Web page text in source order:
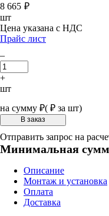
8 665 ₽
шт
Цена указана с НДС
Прайс лист
–
+
шт
на сумму ₽( ₽ за шт)
Отправить запрос на
Минимальная
Описание
Монтаж и установка
Оплата
Доставка